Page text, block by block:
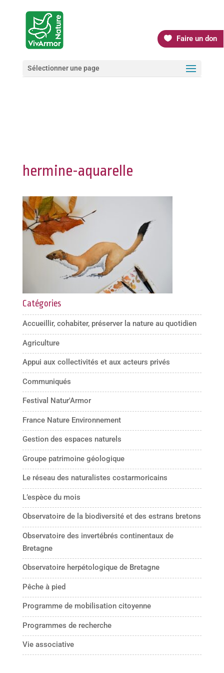
Faire un don
Sélectionner une page
hermine-aquarelle
Catégories
Accueillir, cohabiter, préserver la nature au quotidien
Agriculture
Appui aux collectivités et aux acteurs privés
Communiqués
Festival Natur'Armor
France Nature Environnement
Gestion des espaces naturels
Groupe patrimoine géologique
Le réseau des naturalistes costarmoricains
L’espèce du mois
Observatoire de la biodiversité et des estrans bretons
Observatoire des invertébrés continentaux de
Bretagne
Observatoire herpétologique de Bretagne
Pêche à pied
Programme de mobilisation citoyenne
Programmes de recherche
Vie associative